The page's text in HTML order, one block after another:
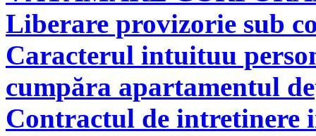
Liberare provizorie sub
Caracterul intuituu
cumpăra apartamentul
Contractul de intretinere